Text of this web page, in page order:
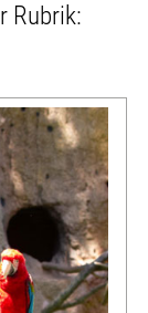
Rubrik: